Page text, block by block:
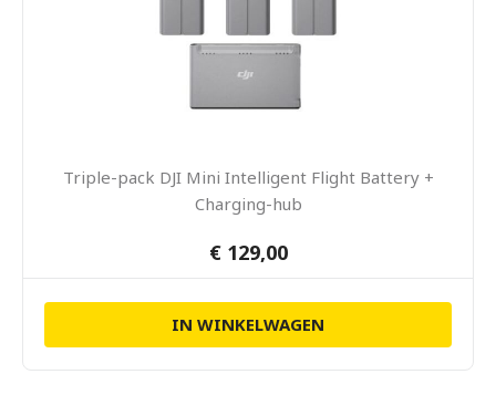
Triple-pack DJI Mini Intelligent Flight Battery +
Charging-hub
€ 129,00
IN WINKELWAGEN